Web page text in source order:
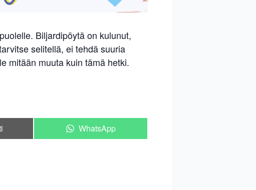
Biljardipöytä on kulunut,
selitellä, ei tehdä suuria
mitään muuta kuin tämä hetki.
Share
WhatsApp